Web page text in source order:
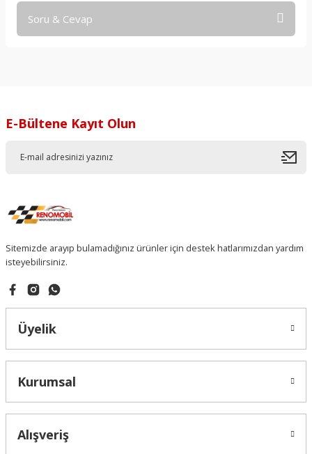
Soru & Cevap
E-Bültene Kayıt Olun
Sitemizde arayıp bulamadığınız ürünler için destek hatlarımızdan yardım
isteyebilirsiniz.
Üyelik
Kurumsal
Alışveriş